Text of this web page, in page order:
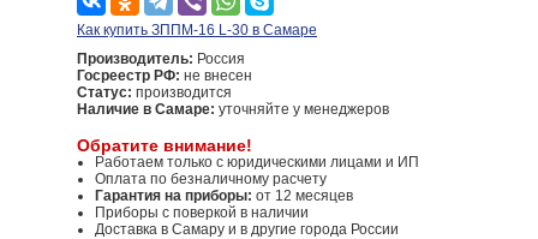
Как купить ЗППМ-16 L-30 в Самаре
Производитель: Россия
Госреестр РФ: не внесен
Статус: производится
Наличие в Самаре: уточняйте у менеджеров
Обратите внимание!
Работаем только с юридическими лицами и ИП
Оплата по безналичному расчету
Гарантия на приборы: от 12 месяцев
Приборы с поверкой в наличии
Доставка в Самару и в другие города России